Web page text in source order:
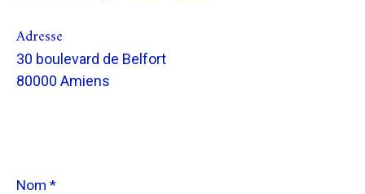
Adresse
30 boulevard de Belfort
80000 Amiens
*